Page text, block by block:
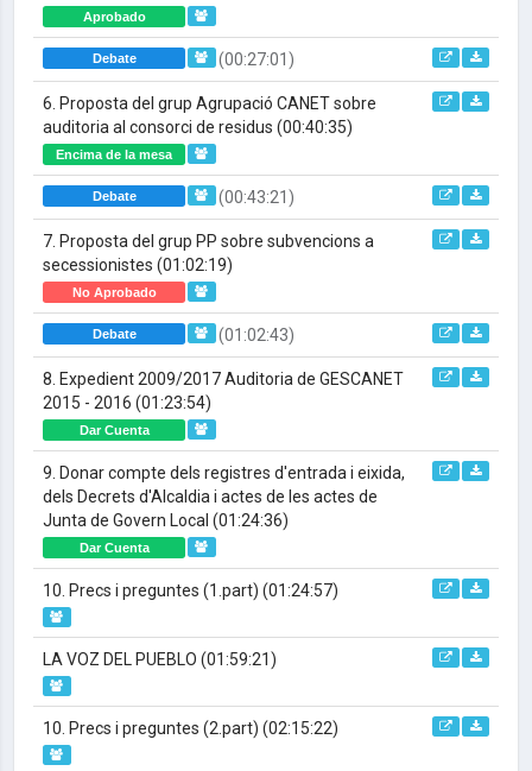
Aprobado
Debate (00:27:01)
6. Proposta del grup Agrupació CANET sobre
auditoria al consorci de residus (00:40:35)
Encima de la mesa
Debate (00:43:21)
7. Proposta del grup PP sobre subvencions a
secessionistes (01:02:19)
No Aprobado
Debate (01:02:43)
8. Expedient 2009/2017 Auditoria de GESCANET
2015 - 2016 (01:23:54)
Dar Cuenta
9. Donar compte dels registres d'entrada i eixida,
dels Decrets d'Alcaldia i actes de les actes de
Junta de Govern Local (01:24:36)
Dar Cuenta
10. Precs i preguntes (1.part) (01:24:57)
LA VOZ DEL PUEBLO (01:59:21)
10. Precs i preguntes (2.part) (02:15:22)